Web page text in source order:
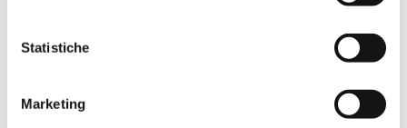
Statistiche
Marketing